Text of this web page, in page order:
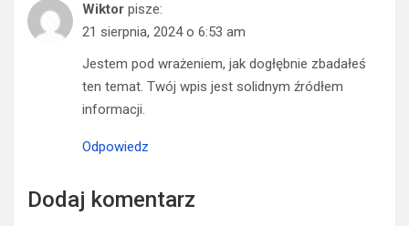
Wiktor pisze:
21 sierpnia, 2024 o 6:53 am
Jestem pod wrażeniem, jak dogłębnie zbadałeś
ten temat. Twój wpis jest solidnym źródłem
informacji.
Odpowiedz
Dodaj komentarz